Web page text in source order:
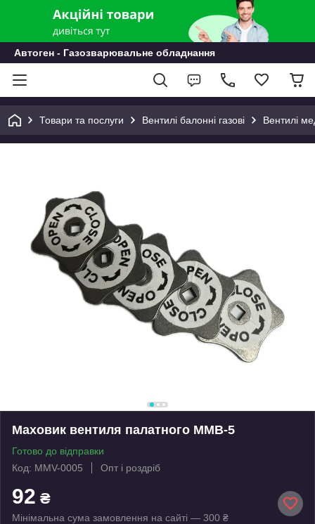
Автоген - Газозварювальне обладнання
Товари та послуги Вентилі балонні газові Вентилі
Маховик вентиля палатного ММВ-5
Готово до відправки
Код: MMV-0005
Опт і роздріб
92 ₴
Мінімальна сума замовлення на сайті — 300 ₴